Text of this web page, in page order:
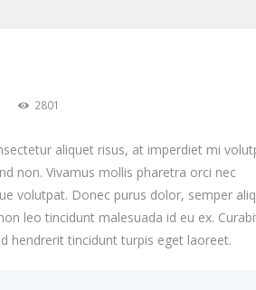
2801
aliquet risus, at imperdiet mi
non. Vivamus mollis pharetra orci nec
volutpat. Donec purus dolor, semper
leo tincidunt malesuada id eu ex.
hendrerit tincidunt turpis eget laoreet.